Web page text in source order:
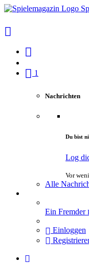
1
Nachrichten
Du bist
Log
Vor
Alle
Ein Fremder
Einloggen